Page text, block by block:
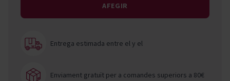
AFEGIR
Entrega estimada entre ely el
Enviament gratuït per a comandes superiors a 80€